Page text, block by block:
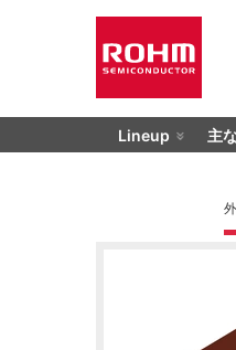
Lineup 主